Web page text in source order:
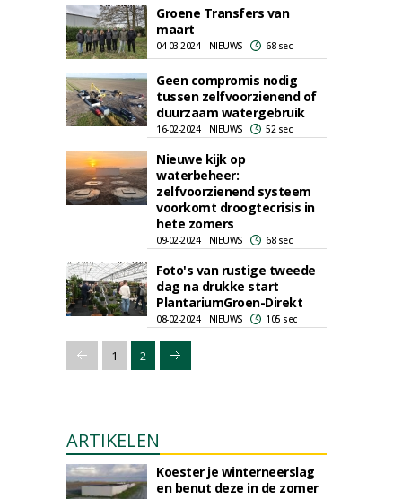
Groene Transfers van
maart
04-03-2024 | NIEUWS 68 sec
Geen compromis nodig
tussen zelfvoorzienend of
duurzaam watergebruik
16-02-2024 | NIEUWS 52 sec
Nieuwe kijk op
waterbeheer:
zelfvoorzienend systeem
voorkomt droogtecrisis in
hete zomers
09-02-2024 | NIEUWS 68 sec
Foto's van rustige tweede
dag na drukke start
PlantariumGroen-Direkt
08-02-2024 | NIEUWS 105 sec
1 2
ARTIKELEN
Koester je winterneerslag
en benut deze in de zomer